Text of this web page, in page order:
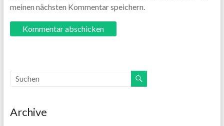
meinen nächsten Kommentar speichern.
Archive